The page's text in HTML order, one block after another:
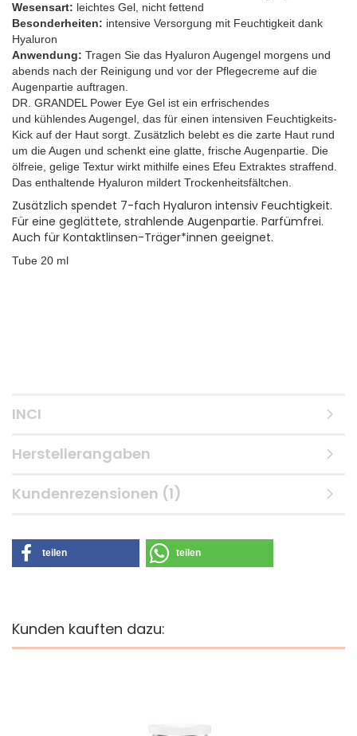
Wesensart: leichtes Gel, nicht fettend
Besonderheiten: intensive Versorgung mit Feuchtigkeit dank
Hyaluron
​Anwendung: Tragen Sie das Hyaluron Augengel morgens und
abends nach der Reinigung und vor der Pflegecreme auf die
Augenpartie auftragen.
DR. GRANDEL Power Eye Gel ist ein erfrischendes
und kühlendes Augengel, das für einen intensiven Feuchtigkeits-
Kick auf der Haut sorgt. Zusätzlich belebt es die zarte Haut rund
um die Augen und schenkt eine glatte, frische Augenpartie. Die
ölfreie, gelige Textur wirkt mithilfe eines Efeu Extraktes straffend.
Das enthaltende Hyaluron mildert Trockenheitsfältchen.
Zusätzlich spendet 7-fach Hyaluron intensiv Feuchtigkeit.
Für eine geglättete, strahlende Augenpartie. Parfümfrei.
Auch für Kontaktlinsen-Träger*innen geeignet.
Tube 20 ml
INCI
Herstellerangaben
Kundenrezensionen (1)
teilen teilen
Kunden kauften dazu: